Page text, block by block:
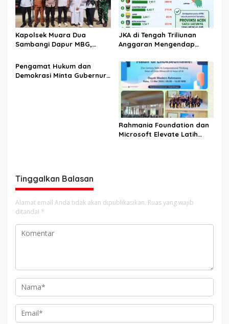
Kapolsek Muara Dua
Sambangi Dapur MBG,
Bergizi Gratis Berjalan
Sesuai SOP
JKA di Tengah Triliunan
Anggaran Mengendap
dan kualitas belanja publik
pemerintah Aceh
‎Pengamat Hukum dan
Demokrasi Minta Gubernur
Rahmania Foundation dan
Microsoft Elevate Latih
Tinggalkan Balasan
Alamat email Anda tidak akan dipublikasikan. Ruas yang wajib
ditandai *